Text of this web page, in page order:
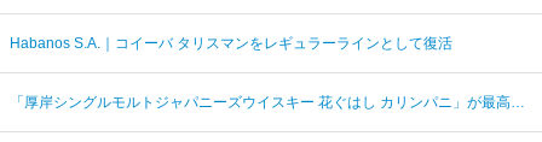
Habanos S.A.｜コイーバ タリスマンをレギュラーラインとして復活
「厚岸シングルモルトジャパニーズウイスキー 花ぐはし カリンパニ」が最高金賞、ジャパングランプリ受賞